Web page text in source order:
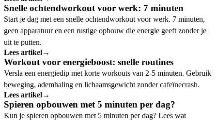
Snelle ochtendworkout voor werk: 7 minuten
Start je dag met een snelle ochtendworkout voor werk. 7 minuten,
geen apparatuur en een rustige opbouw die energie geeft zonder je
uit te putten.
Lees artikel→
Workout voor energieboost: snelle routines
Versla een energiedip met korte workouts van 2-5 minuten. Gebruik
beweging, ademhaling en lichaamsgewicht zonder cafeïnecrash.
Lees artikel→
Spieren opbouwen met 5 minuten per dag?
Kun je spieren opbouwen met 5 minuten per dag? Lees wat